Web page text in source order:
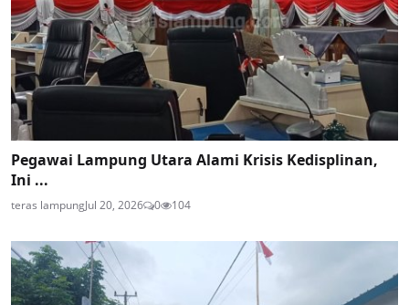
Pegawai Lampung Utara Alami Krisis Kedisplinan,
Ini ...
teras lampungJul 20, 2026 0 104